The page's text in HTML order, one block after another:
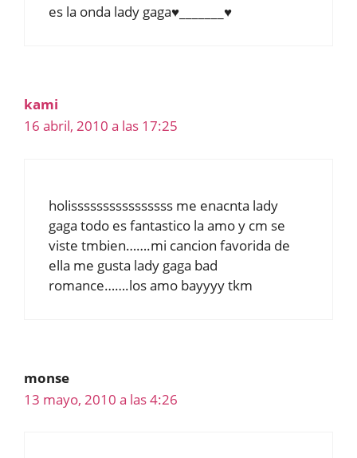
es la onda lady gaga♥_______♥
kami
16 abril, 2010 a las 17:25
holissssssssssssssss me enacnta lady
gaga todo es fantastico la amo y cm se
viste tmbien…….mi cancion favorida de
ella me gusta lady gaga bad
romance…….los amo bayyyy tkm
monse
13 mayo, 2010 a las 4:26